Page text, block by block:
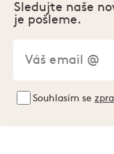
Sledujte naše
je pošleme.
Souhlasím se